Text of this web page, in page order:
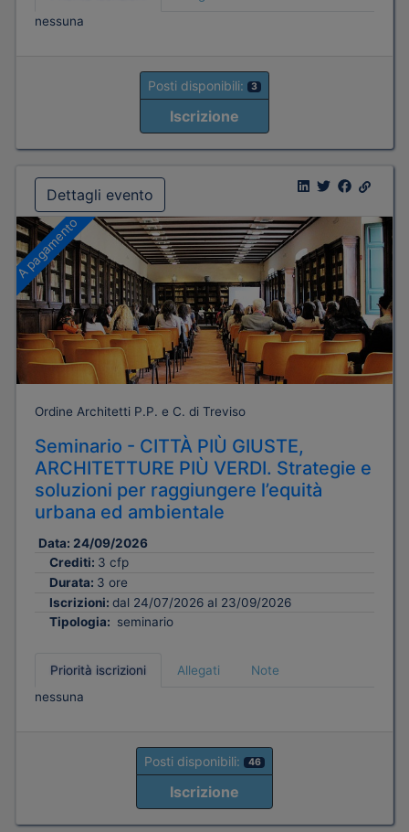
nessuna
Posti disponibili: 3
Iscrizione
Dettagli evento
A pagamento
Ordine Architetti P.P. e C. di Treviso
Seminario - CITTÀ PIÙ GIUSTE,
ARCHITETTURE PIÙ VERDI. Strategie e
soluzioni per raggiungere l’equità
urbana ed ambientale
Data: 24/09/2026
Crediti: 3 cfp
Durata: 3 ore
Iscrizioni: dal 24/07/2026 al 23/09/2026
Tipologia: seminario
Priorità iscrizioni Allegati
Note
nessuna
Posti disponibili: 46
Iscrizione